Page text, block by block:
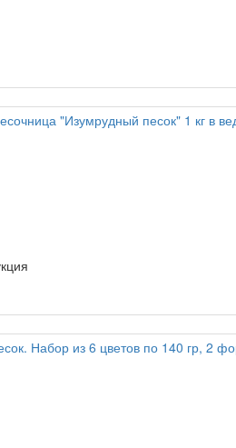
"Изумрудный песок" 1 кг в
Набор из 6 цветов по 140 гр, 2